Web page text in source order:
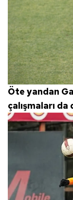
Öte yandan
çalışmaları